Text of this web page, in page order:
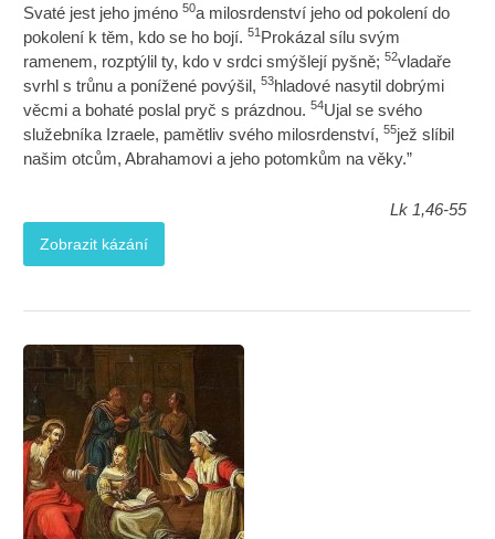
Svaté jest jeho jméno50a milosrdenství jeho od pokolení do
pokolení k těm, kdo se ho bojí.51 Prokázal sílu svým
ramenem, rozptýlil ty, kdo v srdci smýšlejí pyšně;52vladaře
svrhl s trůnu a ponížené povýšil,53hladové nasytil dobrými
věcmi a bohaté poslal pryč s prázdnou.54Ujal se svého
služebníka Izraele, pamětliv svého milosrdenství,55jež slíbil
našim otcům, Abrahamovi a jeho potomkům na věky.”
Lk 1,46-55
Zobrazit kázání